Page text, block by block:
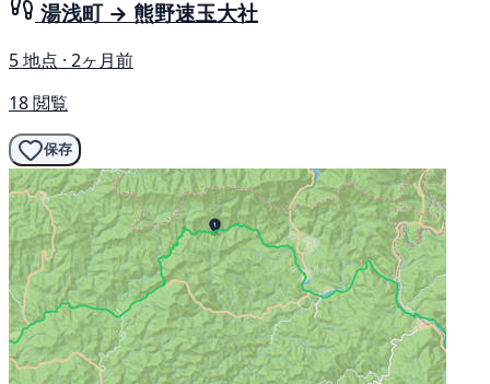
湯浅町 → 熊野速玉大社
5 地点 · 2ヶ月前
18 閲覧
保存